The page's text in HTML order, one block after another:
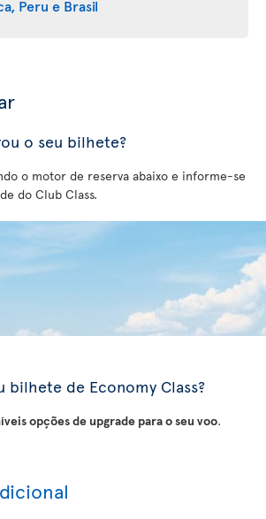
Peru e Brasil
o seu bilhete?
o motor de reserva abaixo e informe-se
do Club Class.
bilhete de Economy Class?
opções de upgrade para o seu voo.